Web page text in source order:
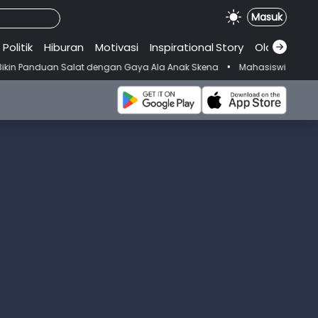
Masuk
Politik Hiburan Motivasi Inspirational.Story Olahraga
Gaya Ala Anak Skena • Mahasiswi Prodi FKM-Undana